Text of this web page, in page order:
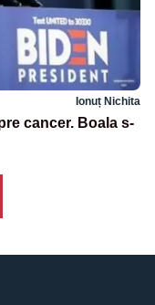
Ionuț Nichita
cancer. Boala s-